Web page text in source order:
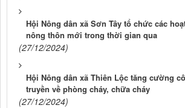
Hội Nông dân xã Sơn Tây tổ chức các
nông thôn mới trong thời gian qua
(27/12/2024)
Hội Nông dân xã Thiên Lộc tăng cường
truyền về phòng cháy, chữa cháy
(27/12/2024)